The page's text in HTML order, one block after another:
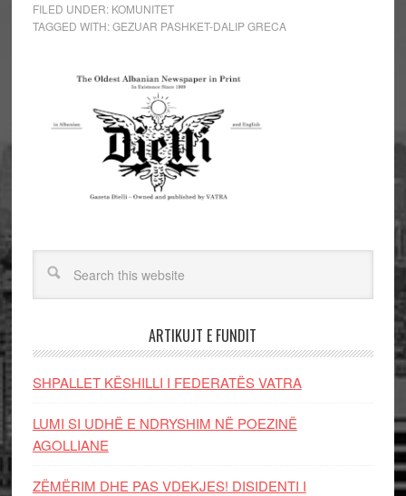
FILED UNDER: KOMUNITET
TAGGED WITH:GEZUAR PASHKET-DALIP GRECA
ARTIKUJT E FUNDIT
SHPALLET KËSHILLI I FEDERATËS VATRA
LUMI SI UDHË E NDRYSHIM NË POEZINË
AGOLLIANE
ZËMËRIM DHE PAS VDEKJES! DISIDENTI I